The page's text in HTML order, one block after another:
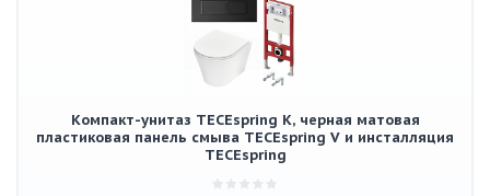
Компакт-унитаз TECEspring K, черная матовая
пластиковая панель смыва TECEspring V и инсталляция
TECEspring